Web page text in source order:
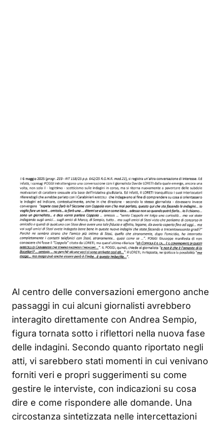
Al centro delle conversazioni emergono anche
passaggi in cui alcuni giornalisti avrebbero
interagito direttamente con Andrea Sempio,
figura tornata sotto i riflettori nella nuova fase
delle indagini. Secondo quanto riportato negli
atti, vi sarebbero stati momenti in cui venivano
forniti veri e propri suggerimenti su come
gestire le interviste, con indicazioni su cosa
dire e come rispondere alle domande. Una
circostanza sintetizzata nelle intercettazioni